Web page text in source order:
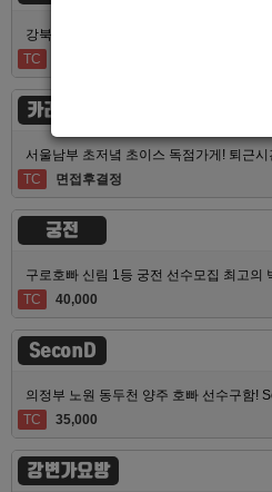
강북 1등 신세계 장안동호빠 알바모집합니
TC
카라노래빠
서울남부 초저녘 초이스 독점가게! 퇴근
TC
면접후결정
궁전
TC
40,000
SeconD
의정부 노원 동두천 양주 호빠 선수구함!
TC
35,000
강변가요방